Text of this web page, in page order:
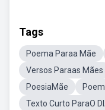
Tags
Poema Paraa Mãe
Versos Paraas Mães
PoesiaMãe
Texto Curto ParaO